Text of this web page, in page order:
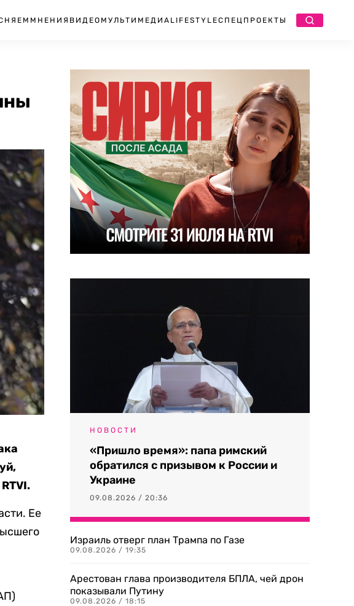
МНЕНИЯ ВИДЕО МУЛЬТИМЕДИА LIFESTYLEСПЕЦПРОЕКТЫ
Ее
НОВОСТИ
«Пришло время»: папа римский
обратился с призывом к России и
Украине
09.08.2026 / 20:36
Израиль отверг план Трампа по Газе
09.08.2026 / 19:35
Арестован глава производителя БПЛА, чей дрон
показывали Путину
09.08.2026 / 18:15